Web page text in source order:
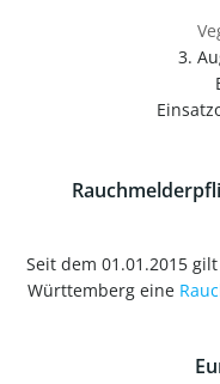
3.
Seit dem 01.01.2015
Württemberg eine